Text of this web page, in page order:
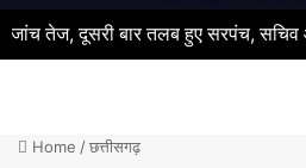
दूसरी बार तलब हुए सरपंच, सचिव और
Home /छत्तीसगढ़